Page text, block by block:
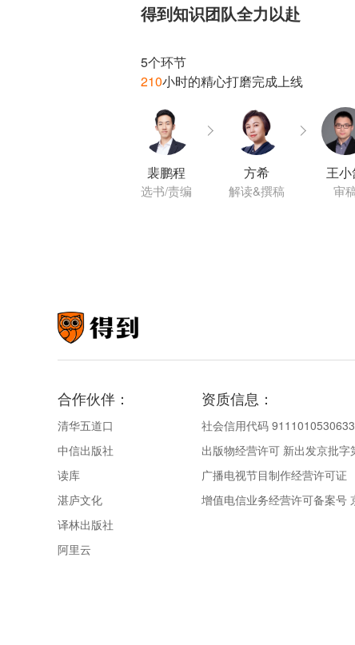
得到知识团队全力以赴
5个环节
210
小时的精心打磨完成上线
裴鹏程
选书/责编
方希
解读&撰稿
王小
审
合作伙伴：
清华五道口
中信出版社
读库
湛庐文化
译林出版社
阿里云
资质信息：
社会信用代码
出版物经营许可 新出发京批
广播电视节目制作经营许可证
增值电信业务经营许可备案号